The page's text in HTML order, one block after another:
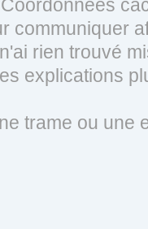
communiquer
rien trouvé
explications
trame ou une